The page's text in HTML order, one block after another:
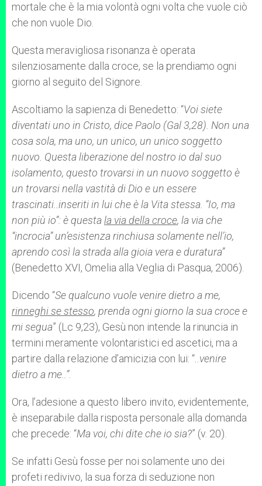
mortale che è la mia volontà ogni volta che vuole ciò
che non vuole Dio.
Questa meravigliosa risonanza è operata
silenziosamente dalla croce, se la prendiamo ogni
giorno al seguito del Signore.
Ascoltiamo la sapienza di Benedetto: “Voi siete
diventati uno in Cristo, dice Paolo (Gal 3,28). Non una
cosa sola, ma uno, un unico, un unico soggetto
nuovo. Questa liberazione del nostro io dal suo
isolamento, questo trovarsi in un nuovo soggetto è
un trovarsi nella vastità di Dio e un essere
trascinati..inseriti in lui che è la Vita stessa. “Io, ma
non più io”: è questala via della croce, la via che
“incrocia” un’esistenza rinchiusa solamente nell’io,
aprendo così la strada alla gioia vera e duratura”
(Benedetto XVI, Omelia alla Veglia di Pasqua, 2006).
Dicendo “Se qualcuno vuole venire dietro a me,
rinneghi se stesso, prenda ogni giorno la sua croce e
mi segua” (Lc 9,23), Gesù non intende la rinuncia in
termini meramente volontaristici ed ascetici, ma a
partire dalla relazione d’amicizia con lui: “ ..venire
dietro a me..”.
Ora, l’adesione a questo libero invito, evidentemente,
è inseparabile dalla risposta personale alla domanda
che precede: “Ma voi, chi dite che io sia?” (v. 20).
Se infatti Gesù fosse per noi solamente uno dei
profeti redivivo, la sua forza di seduzione non